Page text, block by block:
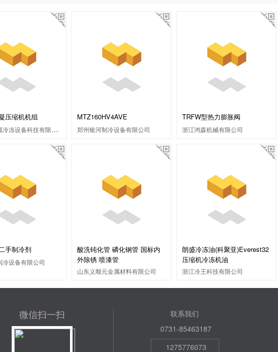
压缩机机组
绍兴市剡领冷冻设备科技有限公司
MTZ160HV4AVE
郑州银河制冷设备有限公司
TRFW型热力膨胀阀
浙江鸿森机械有限公司
手制冷剂
冷设备有限公司
酸洗钝化管 磷化钢管 国标内
外除锈 喷漆管
山东义顺元金属材料有限公司
朗盛冷冻油(科聚亚)Everest32
压缩机冷冻机油
浙江冷王科技有限公司
微信扫一扫
联系我们
0731-85463187
1275776073